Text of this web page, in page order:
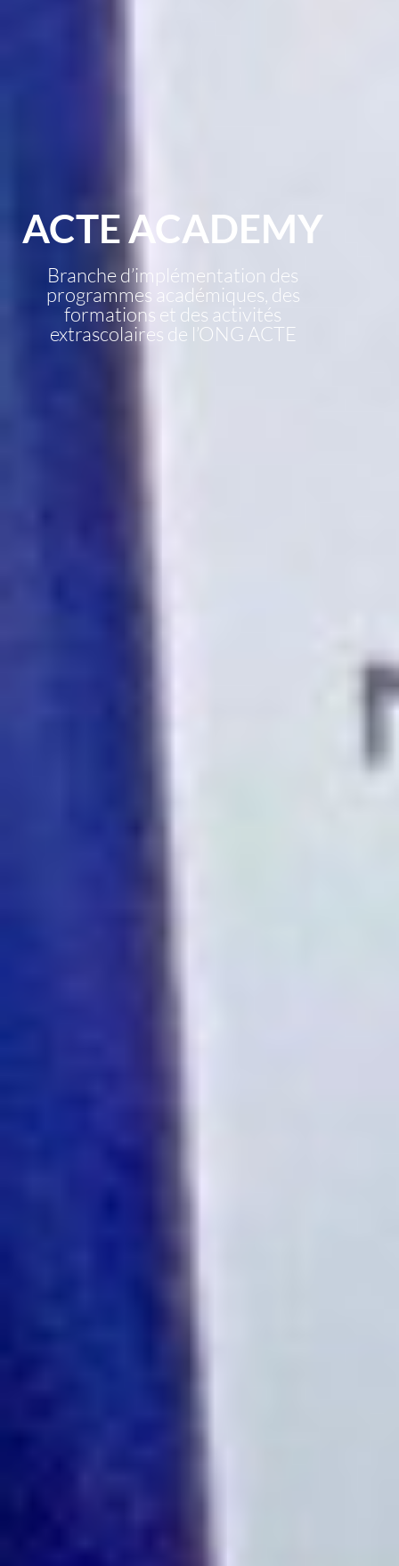
ACTE ACADEMY
Branche d’implémentation des
programmes académiques, des
formations et des activités
extrascolaires de l’ONG ACTE